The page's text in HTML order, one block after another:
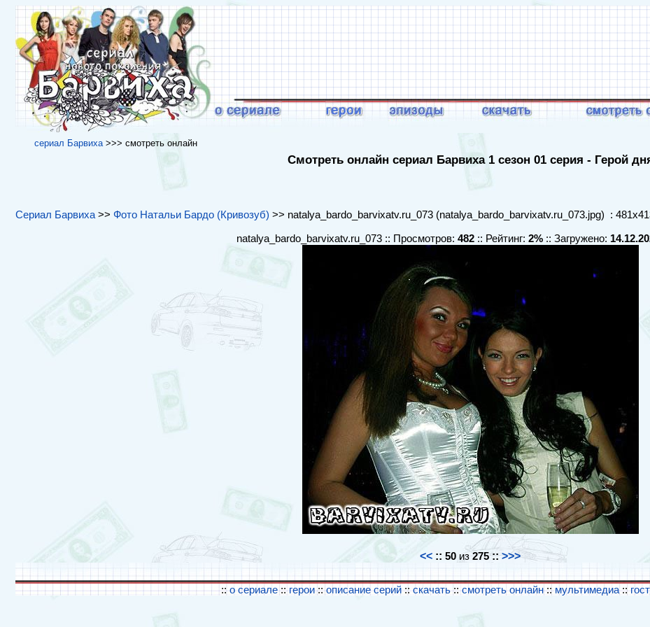
cериал Барвиха>>> cмотреть онлайн
Смотреть онлайн сериал Барвиха 1 сезон 01 серия - Герой
Сериал Барвиха>> Фото Натальи Бардо (Кривозуб) >> natalya_bardo_barvixatv.ru_073 (natalya_bardo_barvixatv.ru_073.jpg) :
natalya_bardo_barvixatv.ru_073 :: Просмотров: 482 :: Рейтинг: 2% :: Загружено:
<< :: 50 из275 ::>>>
::о сериале::герои::описание серий :: скачать::смотреть онлайн:: мультимедиа::